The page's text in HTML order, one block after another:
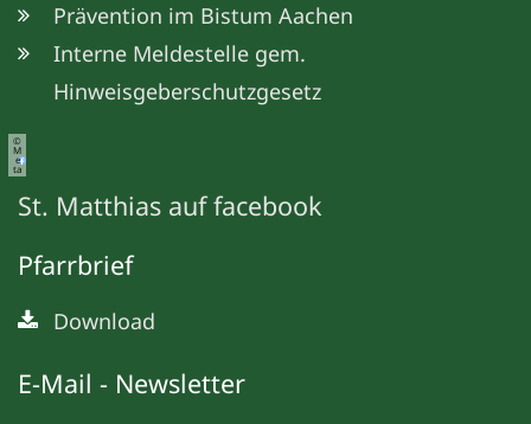
Prävention im Bistum Aachen
Interne Meldestelle gem.
Hinweisgeberschutzgesetz
©
M
e
ta
St. Matthias auf facebook
Pfarrbrief
Download
E-Mail - Newsletter